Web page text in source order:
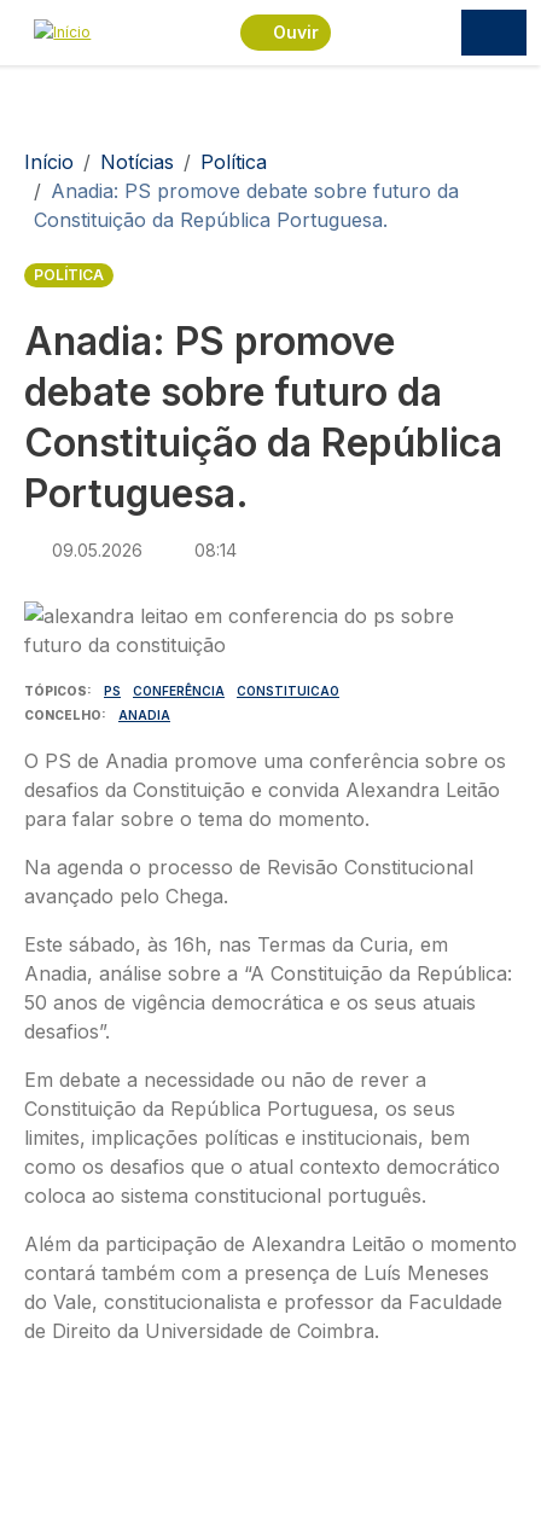
Passar para o conteúdo principal
Ouvir
Navegação estrutural
Início Notícias
Política
Anadia: PS promove debate sobre futuro da
Constituição da República Portuguesa.
POLÍTICA
Anadia: PS promove
debate sobre futuro da
Constituição da República
Portuguesa.
09.05.2026 08:14
Imagem
TÓPICOS PS CONFERÊNCIA
CONSTITUICAO
CONCELHO
ANADIA
O PS de Anadia promove uma conferência sobre os
desafios da Constituição e convida Alexandra Leitão
para falar sobre o tema do momento.
Na agenda o processo de Revisão Constitucional
avançado pelo Chega.
Este sábado, às 16h, nas Termas da Curia, em
Anadia, análise sobre a “A Constituição da República:
50 anos de vigência democrática e os seus atuais
desafios”.
Em debate a necessidade ou não de rever a
Constituição da República Portuguesa, os seus
limites, implicações políticas e institucionais, bem
como os desafios que o atual contexto democrático
coloca ao sistema constitucional português.
Além da participação de Alexandra Leitão o momento
contará também com a presença de Luís Meneses
do Vale, constitucionalista e professor da Faculdade
de Direito da Universidade de Coimbra.